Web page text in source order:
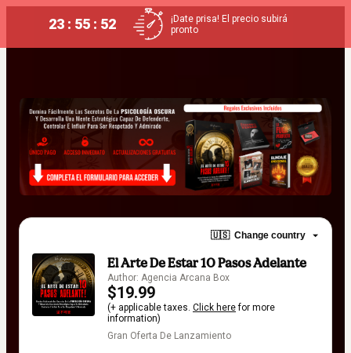
23 : 55 : 52
¡Date prisa! El precio subirá
pronto
🇺🇸 Change country
El Arte De Estar 10 Pasos Adelante
Author: Agencia Arcana Box
$19.99
(+ applicable taxes. Click herefor more
information)
Gran Oferta De Lanzamiento